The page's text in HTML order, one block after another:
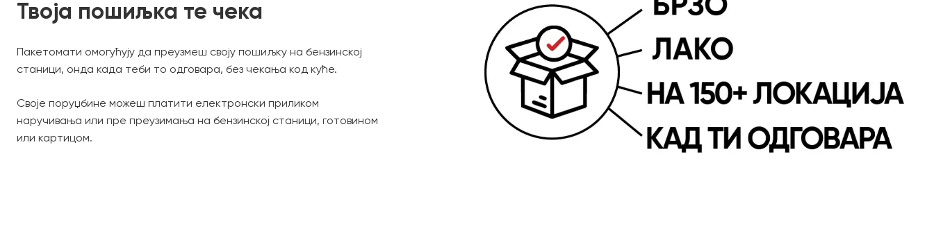
Твоја пошиљка те чека
Пакетомати омогућују да преузмеш своју пошиљку на бензинској
станици, онда када теби то одговара, без чекања код куће.
Своје поруџбине можеш платити електронски приликом
наручивања или пре преузимања на бензинској станици, готовином
или картицом.